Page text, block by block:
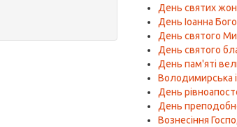
День святих
День Іоанна
День святого
День святого
День пам'яті
Володимирська
День
День
Вознесіння